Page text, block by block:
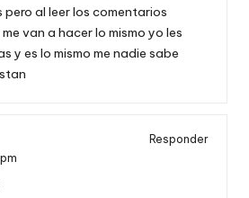
al leer los comentarios
van a hacer lo mismo yo les
y es lo mismo me nadie sabe
Responder